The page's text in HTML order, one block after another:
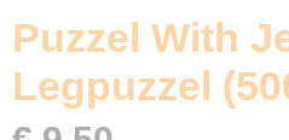
Puzzel With
Legpuzzel